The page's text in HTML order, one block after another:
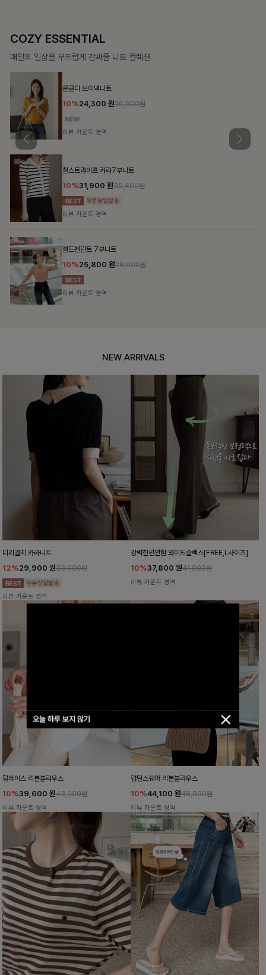
오늘 하루 보지 않기
COZY ESSENTIAL
매일의 일상을 부드럽게 감싸줄 니트 컬렉션
론클디 브이넥니트
10%24,300 원26,900원
리뷰 카운트 영역
칠스트라이프 카라7부니트
10%31,900 원35,400원
리뷰 카운트 영역
셀드펜던트 7부니트
10%25,800 원28,600원
리뷰 카운트 영역
NEW ARRIVALS
더리골지 카라니트
12%29,900 원33,900원
리뷰 카운트 영역
강력한편안함 와이드슬랙스[FREE,L사이즈]
10%37,800 원41,900원
리뷰 카운트 영역
펌레이스 리본블라우스
10%39,600 원43,900원
리뷰 카운트 영역
럽틸스퀘어 리본블라우스
10%44,100 원48,900원
리뷰 카운트 영역